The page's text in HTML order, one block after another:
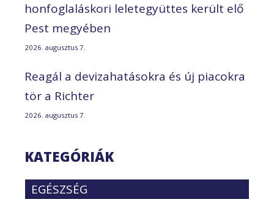
honfoglaláskori leletegyüttes került elő
Pest megyében
2026. augusztus 7.
Reagál a devizahatásokra és új piacokra
tör a Richter
2026. augusztus 7.
KATEGÓRIÁK
EGÉSZSÉG